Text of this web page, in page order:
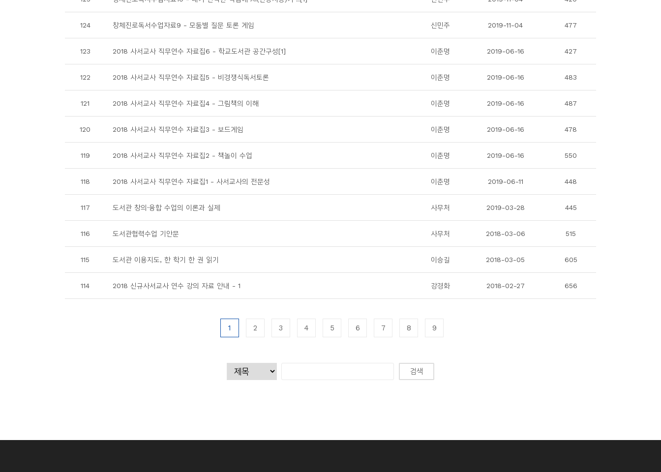
124 창체진로독서수업자료9 - 모둠별 질문 토론 게임 신민주 2019-11-04 477
123 2018 사서교사 직무연수 자료집6 - 학교도서관 공간구성[1] 이춘명 2019-06-16 427
122 2018 사서교사 직무연수 자료집5 - 비경쟁식독서토론 이춘명 2019-06-16 483
121 2018 사서교사 직무연수 자료집4 - 그림책의 이해 이춘명 2019-06-16 487
120 2018 사서교사 직무연수 자료집3 - 보드게임 이춘명 2019-06-16 478
119 2018 사서교사 직무연수 자료집2 - 책놀이 수업 이춘명 2019-06-16 550
118 2018 사서교사 직무연수 자료집1 - 사서교사의 전문성 이춘명 2019-06-11 448
117 도서관 창의·융합 수업의 이론과 실제 사무처 2019-03-28 445
116 도서관협력수업 기안문 사무처 2018-03-06 515
115 도서관 이용지도, 한 학기 한 권 읽기 이승길 2018-03-05 605
114 2018 신규사서교사 연수 강의 자료 안내 - 1 강경화 2018-02-27 656
1 2 3 4 5 6 7 8 9